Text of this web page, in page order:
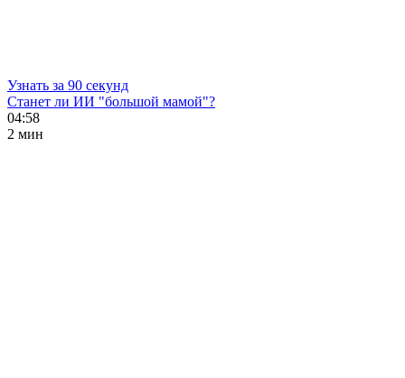
Узнать за 90 секунд
Станет ли ИИ "большой мамой"?
04:58
2 мин